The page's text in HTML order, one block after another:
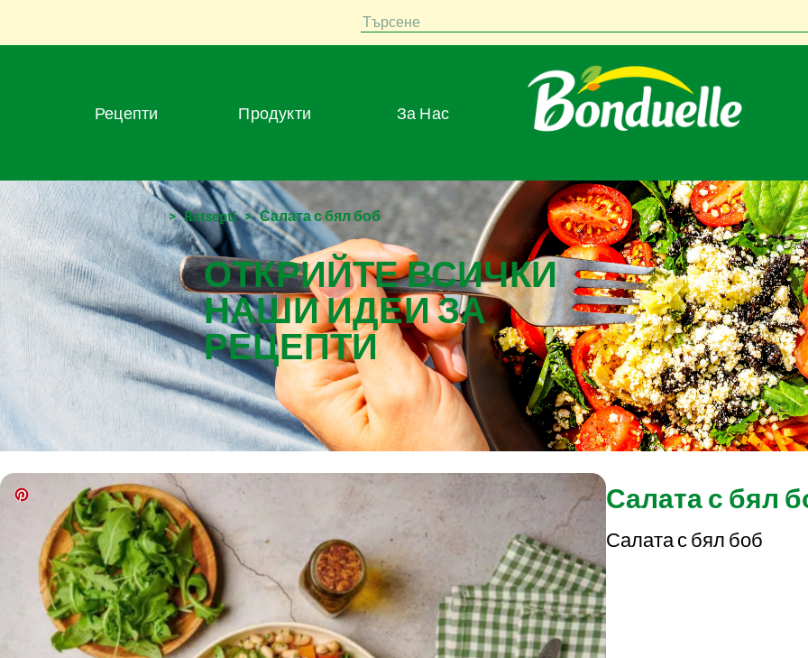
Търсене
Рецепти Продукти За Нас
> Retsepti > Салата с бял боб
ОТКРИЙТЕ ВСИЧКИ
НАШИ ИДЕИ ЗА
РЕЦЕПТИ
Салата с бял
Салата с бял боб